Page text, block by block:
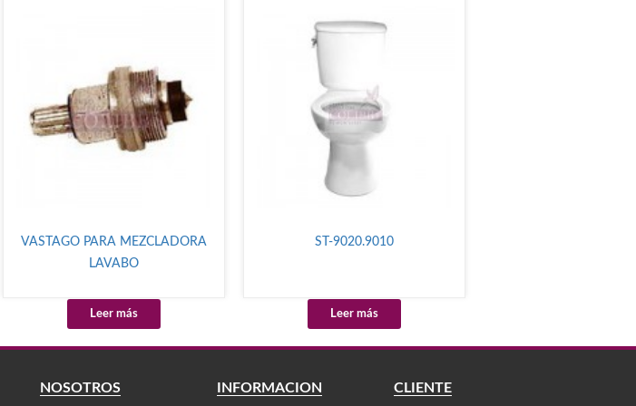
VASTAGO PARA MEZCLADORA
LAVABO
Leer más
ST-9020.9010
Leer más
NOSOTROS INFORMACIÓN CLIENTE